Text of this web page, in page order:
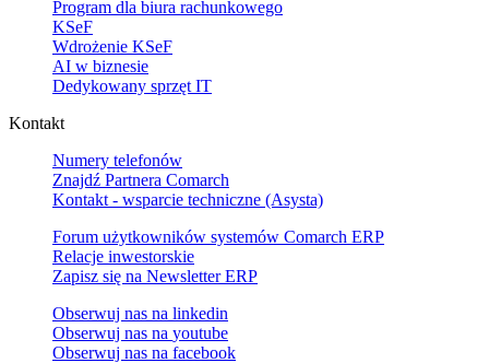
Program dla biura rachunkowego
KSeF
Wdrożenie KSeF
AI w biznesie
Dedykowany sprzęt IT
Kontakt
Numery telefonów
Znajdź Partnera Comarch
Kontakt - wsparcie techniczne (Asysta)
Forum użytkowników systemów Comarch ERP
Relacje inwestorskie
Zapisz się na Newsletter ERP
Obserwuj nas na linkedin
Obserwuj nas na youtube
Obserwuj nas na facebook